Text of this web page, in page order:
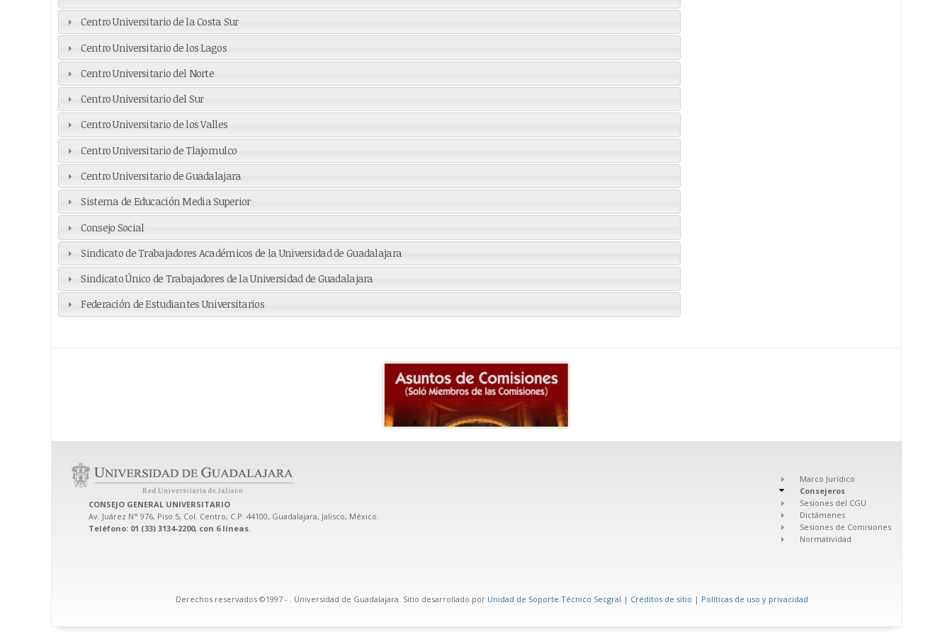
Centro Universitario de la Costa Sur
Centro Universitario de los Lagos
Centro Universitario del Norte
Centro Universitario del Sur
Centro Universitario de los Valles
Centro Universitario de Tlajomulco
Centro Universitario de Guadalajara
Sistema de Educación Media Superior
Consejo Social
Sindicato de Trabajadores Académicos de la Universidad de Guadalajara
Sindicato Único de Trabajadores de la Universidad de Guadalajara
Federación de Estudiantes Universitarios
CONSEJO GENERAL UNIVERSITARIO
Av. Juárez N° 976, Piso 5, Col. Centro, C.P. 44100, Guadalajara, Jalisco, México.
Teléfono: 01 (33) 3134-2200, con 6 líneas.
Marco Jurídico
Consejeros
Sesiones del CGU
Dictámenes
Sesiones de Comisiones
Normatividad
Derechos reservados ©1997 - . Universidad de Guadalajara. Sitio desarrollado por Unidad de Soporte Técnico Secgral | Créditos de sitio | Políticas de uso y privacidad